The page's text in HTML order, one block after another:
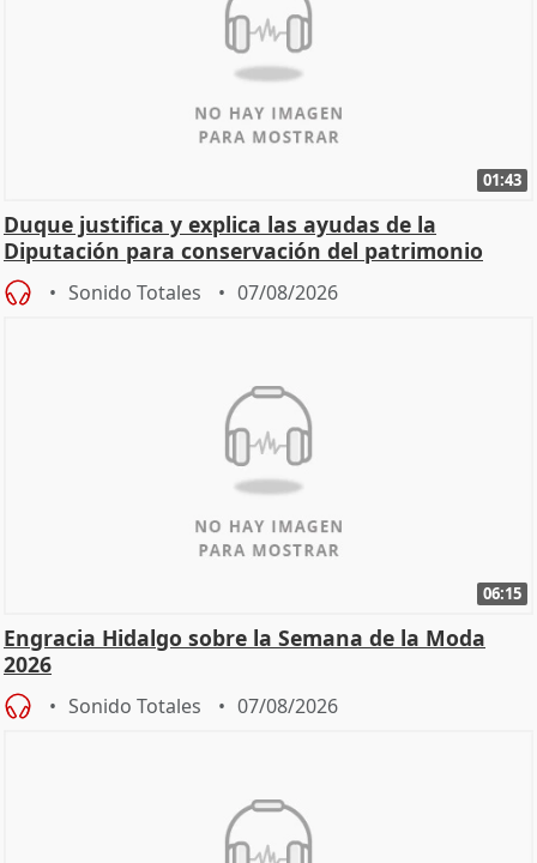
01:43
Duque justifica y explica las ayudas de la
Diputación para conservación del patrimonio
Sonido Totales 07/08/2026
06:15
Engracia Hidalgo sobre la Semana de la Moda
2026
Sonido Totales 07/08/2026